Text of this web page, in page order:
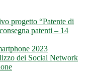
progetto “Patente di
patenti – 14
2023
dei Social Network